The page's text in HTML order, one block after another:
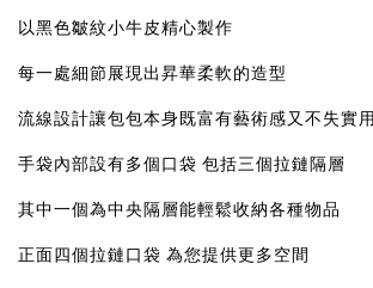
以黑色皺紋小牛皮精心製作
每一處細節展現出昇華柔軟的造型
流線設計讓包包本身既富有藝術感又不失實
手袋內部設有多個口袋 包括三個拉鏈隔層
其中一個為中央隔層能輕鬆收納各種物品
正面四個拉鏈口袋 為您提供更多空間